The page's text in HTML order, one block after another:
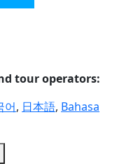
tour operators:
어, 日本語, Bahasa